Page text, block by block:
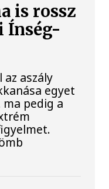
is rossz
Ínség-
aszály
egyet
pedig a